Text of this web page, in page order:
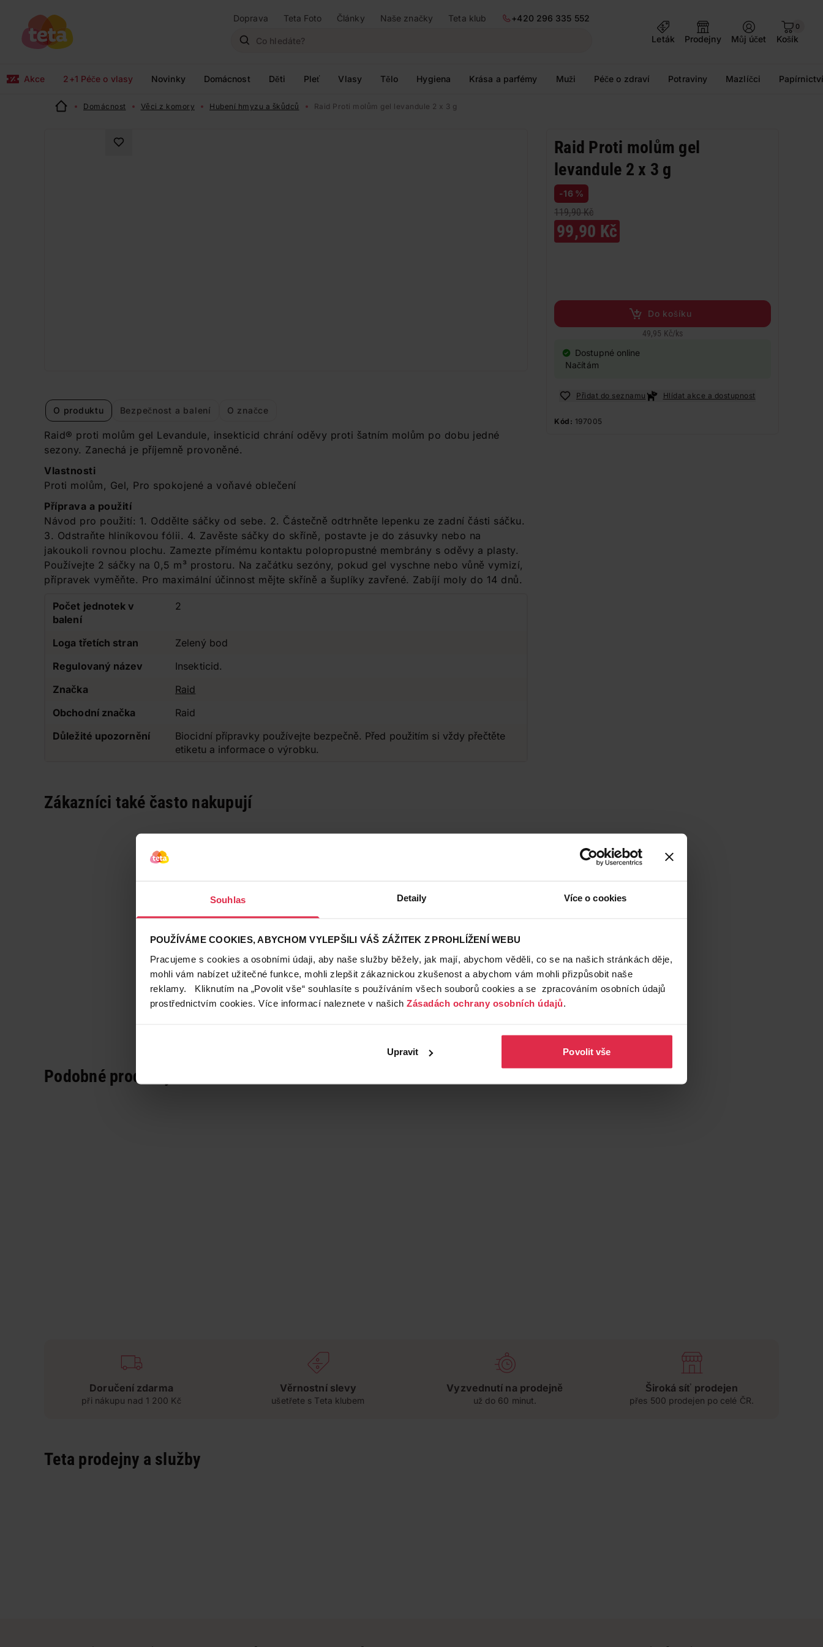
Souhlas Detaily Více o cookies
POUŽÍVÁME COOKIES, ABYCHOM VYLEPŠILI VÁŠ ZÁŽITEK Z PROHLÍŽENÍ WEBU
Pracujeme s cookies a osobními údaji, aby naše služby běžely, jak mají, abychom věděli, co se na našich stránkách děje,
mohli vám nabízet užitečné funkce, mohli zlepšit zákaznickou zkušenost a abychom vám mohli přizpůsobit naše
reklamy. Kliknutím na „Povolit vše“ souhlasíte s používáním všech souborů cookies a se zpracováním osobních údajů
prostřednictvím cookies. Více informací naleznete v našich Zásadách ochrany osobních údajů.
Upravit Povolit vše
Doprava Teta Foto Články Naše značky Teta klub
+420 296 335 552
Leták
Prodejny Můj účet
0
Košík
Akce 2+1 Péče o vlasy Novinky Domácnost Děti Pleť Vlasy Tělo Hygiena Krása a parfémy Muži Péče o zdraví Potraviny Mazlíčci
Domácnost Věci z komory Hubení hmyzu a škůdců Raid Proti molům gel levandule 2 x 3 g
O produktu Bezpečnost a balení O značce
Raid® proti molům gel Levandule, insekticid chrání oděvy proti šatním molům po dobu jedné
sezony. Zanechá je příjemně provoněné.
Vlastnosti
Proti molům, Gel, Pro spokojené a voňavé oblečení
Příprava a použití
Návod pro použití: 1. Oddělte sáčky od sebe. 2. Částečně odtrhněte lepenku ze zadní části sáčku.
3. Odstraňte hliníkovou fólii. 4. Zavěste sáčky do skříně, postavte je do zásuvky nebo na
jakoukoli rovnou plochu. Zamezte přímému kontaktu polopropustné membrány s oděvy a plasty.
Používejte 2 sáčky na 0,5 m³ prostoru. Na začátku sezóny, pokud gel vyschne nebo vůně vymizí,
přípravek vyměňte. Pro maximální účinnost mějte skříně a šuplíky zavřené. Zabíjí moly do 14 dnů.
Počet jednotek v
balení
2
Loga třetích stran
Zelený bod
Regulovaný název
Insekticid.
Značka
Raid
Obchodní značka
Raid
Důležité upozornění
Biocidní přípravky používejte bezpečně. Před použitím si vždy přečtěte
etiketu a informace o výrobku.
Raid Proti molům gel
levandule 2 x 3 g
119,90 Kč
99,90 Kč
-16 %
Do košíku
49,95 Kč/ks
Dostupné online
Načítám
Přidat do seznamu Hlídat akce a dostupnost
Kód: 197005
Zákazníci také často nakupují
Podobné produkty
Doručení zdarma
při nákupu nad 1 200 Kč
Věrnostní slevy
ušetřete s Teta klubem
Vyzvednutí na prodejně
už do 60 minut.
Široká síť prodejen
přes 500 prodejen po celé ČR.
Teta prodejny a služby